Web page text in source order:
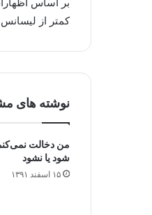
کمتر از لیسانس
نوشته های
من دخالت
شود یا نشود
۱۵ اسفند ۱۳۹۱